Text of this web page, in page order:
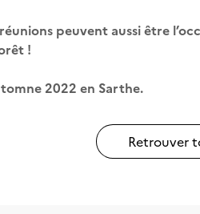
peuvent aussi être
!
2022 en Sarthe.
Retrouver